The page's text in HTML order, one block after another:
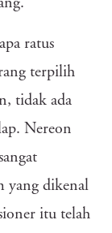
ratus
terpilih
tidak ada
Nereon
yang dikenal
itu telah